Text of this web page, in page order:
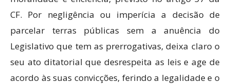
CF. Por negligência ou imperícia a decisão de
parcelar terras públicas sem a anuência do
Legislativo que tem as prerrogativas, deixa claro o
seu ato ditatorial que desrespeita as leis e age de
acordo às suas convicções, ferindo a legalidade e o